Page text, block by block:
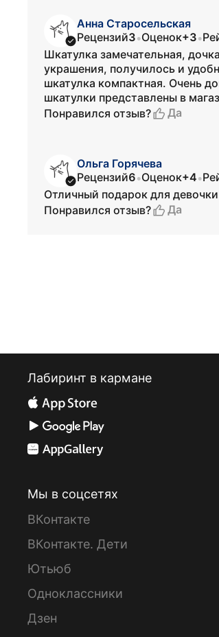
Анна Старосельская
Рецензий3•Оценок+3•
Шкатулка замечательная,
украшения, получилось и
шкатулка компактная. Очень
шкатулки представлены в
Понравился отзыв?
Да
Ольга Горячева
Рецензий6•Оценок+4•
Отличный подарок для
Понравился отзыв?
Да
Лабиринт в кармане
Мы в соцсетях
ВКонтакте
ВКонтакте. Дети
Ютьюб
Одноклассники
Дзен